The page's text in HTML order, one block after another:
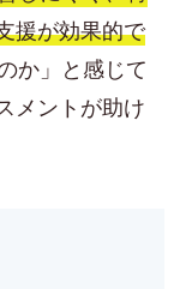
援が効果的で
か」と感じて
メントが助け